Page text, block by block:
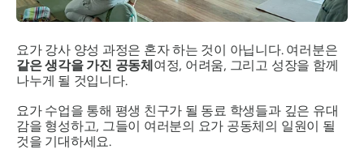
요가 강사 양성 과정은 혼자 하는 것이 아닙니다. 여러분은
같은 생각을 가진 공동체여정, 어려움, 그리고 성장을 함께
나누게 될 것입니다.
요가 수업을 통해 평생 친구가 될 동료 학생들과 깊은 유대
감을 형성하고, 그들이 여러분의 요가 공동체의 일원이 될
것을 기대하세요.